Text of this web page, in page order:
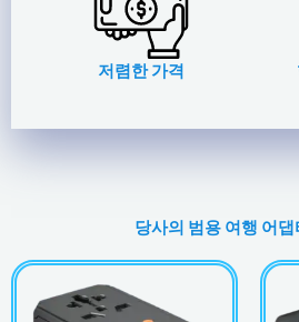
저렴한 가격
당사의 범용 여행 어